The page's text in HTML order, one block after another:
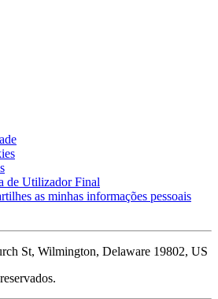
de Utilizador Final
as minhas informações pessoais
St, Wilmington, Delaware 19802, US